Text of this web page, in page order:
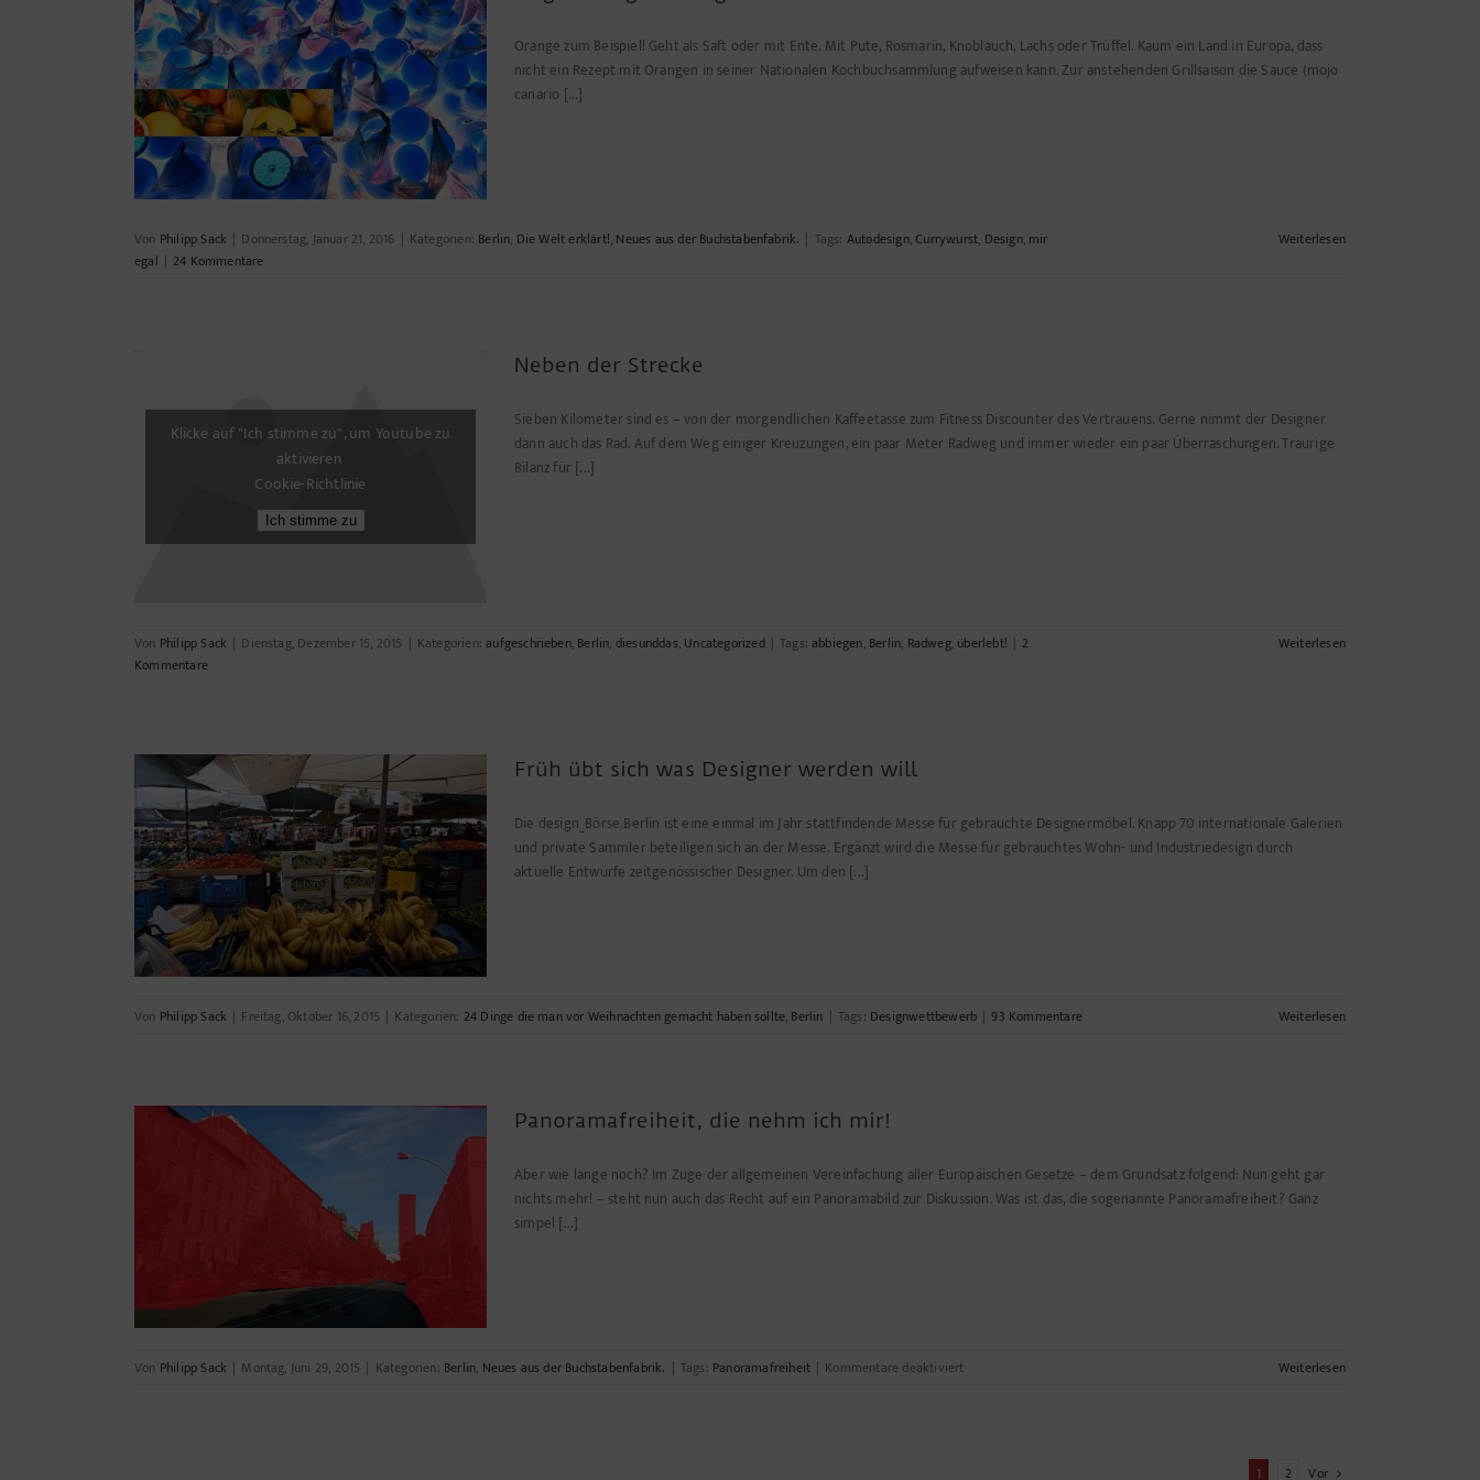
der
Raumfahrt?
Orange zum Beispiel! Geht als Saft oder mit Ente. Mit Pute, Rosmarin, Knoblauch, Lachs oder Trüffel. Kaum ein Land in Europa, dass
nicht ein Rezept mit Orangen in seiner Nationalen Kochbuchsammlung aufweisen kann. Zur anstehenden Grillsaison die Sauce (mojo
canario [...]
Von Philipp Sack | Donnerstag, Januar 21, 2016 | Kategorien: Berlin, Die Welt erklärt!, Neues aus der Buchstabenfabrik. | Tags: Autodesign,Currywurst, Design, mir
egal | 24 Kommentare
Weiterlesen
Klicke auf "Ich stimme zu", um Youtube zu
aktivieren
Cookie-Richtlinie
Ich stimme zu
Neben der Strecke
Sieben Kilometer sind es – von der morgendlichen Kaffeetasse zum Fitness Discounter des Vertrauens. Gerne nimmt der Designer
dann auch das Rad. Auf dem Weg einiger Kreuzungen, ein paar Meter Radweg und immer wieder ein paar Überraschungen. Traurige
Bilanz für [...]
Von Philipp Sack | Dienstag, Dezember 15, 2015 | Kategorien:aufgeschrieben, Berlin, diesunddas, Uncategorized | Tags:abbiegen, Berlin, Radweg, überlebt! | 2
Kommentare
Weiterlesen
Früh übt sich was Designer werden will
Die design_Börse.Berlin ist eine einmal im Jahr stattfindende Messe für gebrauchte Designermöbel. Knapp 70 internationale Galerien
und private Sammler beteiligen sich an der Messe. Ergänzt wird die Messe für gebrauchtes Wohn- und Industriedesign durch
aktuelle Entwürfe zeitgenössischer Designer. Um den [...]
Von Philipp Sack | Freitag, Oktober 16, 2015 | Kategorien: 24 Dinge die man vor Weihnachten gemacht haben sollte, Berlin | Tags: Designwettbewerb | 93 Kommentare Weiterlesen
Panoramafreiheit, die nehm ich mir!
Aber wie lange noch? Im Zuge der allgemeinen Vereinfachung aller Europäischen Gesetze – dem Grundsatz folgend: Nun geht gar
nichts mehr! – steht nun auch das Recht auf ein Panoramabild zur Diskussion. Was ist das, die sogenannte Panoramafreiheit? Ganz
simpel [...]
Von Philipp Sack | Montag, Juni 29, 2015 | Kategorien: Berlin, Neues aus der Buchstabenfabrik. | Tags: Panoramafreiheit | Kommentare deaktiviertfür
Weiterlesen
1 2 Vor